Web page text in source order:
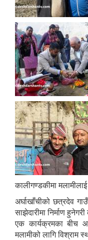
कालीगण्डकीमा
अर्घाखाँचीको छत्रदेव
साझेदारीमा निर्माण
एक कार्यक्रमका बीच
मलामीको लागि विश्राम